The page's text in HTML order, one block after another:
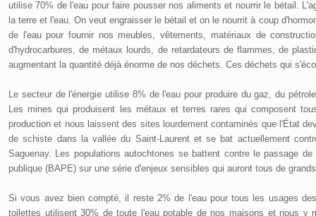
utilise 70% de l'eau pour faire pousser nos aliments et nourrir le bétail.
la terre et l'eau. On veut engraisser le bétail et on le nourrit à coup
de l'eau pour fournir nos meubles, vêtements, matériaux de
d'hydrocarbures, de métaux lourds, de retardateurs de flammes, de
augmentant la quantité déjà énorme de nos déchets. Ces déchets qui
Le secteur de l'énergie utilise 8% de l'eau pour produire du gaz, du
Les mines qui produisent les métaux et terres rares qui composent
production et nous laissent des sites lourdement contaminés que l'État
de schiste dans la vallée du Saint-Laurent et se bat actuellement
Saguenay. Les populations autochtones se battent contre le passage
publique (BAPE) sur une série d'enjeux sensibles qui auront tous de
Si vous avez bien compté, il reste 2% de l'eau pour tous les usages
toilettes utilisent 30% de toute l'eau potable de nos maisons et nous y